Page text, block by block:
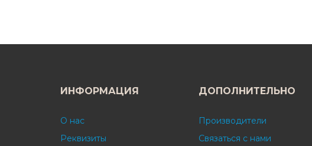
ИНФОРМАЦИЯ
О нас
Реквизиты
ДОПОЛНИТЕЛЬНО
Производители
Связаться с нами